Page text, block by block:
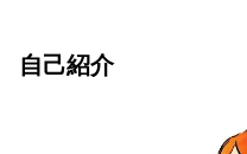
自己紹介